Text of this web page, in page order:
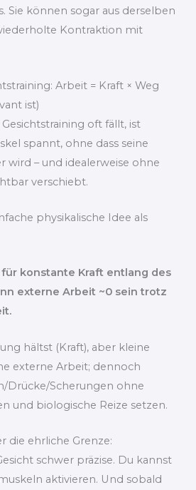
Sie können sogar aus derselben
Kontraktion mit
Arbeit = Kraft × Weg
ist)
oft fällt, ist
spannt, ohne dass seine
wird – und idealerweise ohne
verschiebt.
physikalische Idee als
für konstante Kraft entlang des
externe Arbeit ~0 sein trotz
hältst (Kraft), aber kleine
externe Arbeit; dennoch
Drücke/Scherungen ohne
und biologische Reize setzen.
die ehrliche Grenze:
schwer präzise. Du kannst
aktivieren. Und sobald